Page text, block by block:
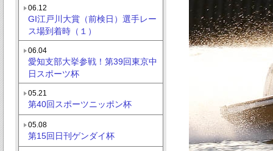
06.12
GI江戸川大賞（前検日）選手レー
ス場到着時（１）
06.04
愛知支部大挙参戦！第39回東京中
日スポーツ杯
05.21
第40回スポーツニッポン杯
05.08
第15回日刊ゲンダイ杯